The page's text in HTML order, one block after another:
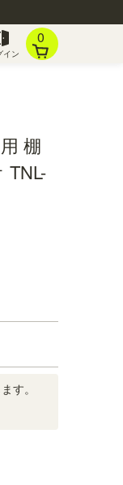
イン
0
棚
TNL-
す。